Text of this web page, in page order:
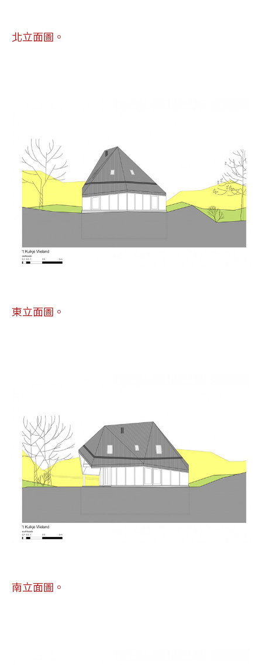
北立面圖。
東立面圖。
南立面圖。